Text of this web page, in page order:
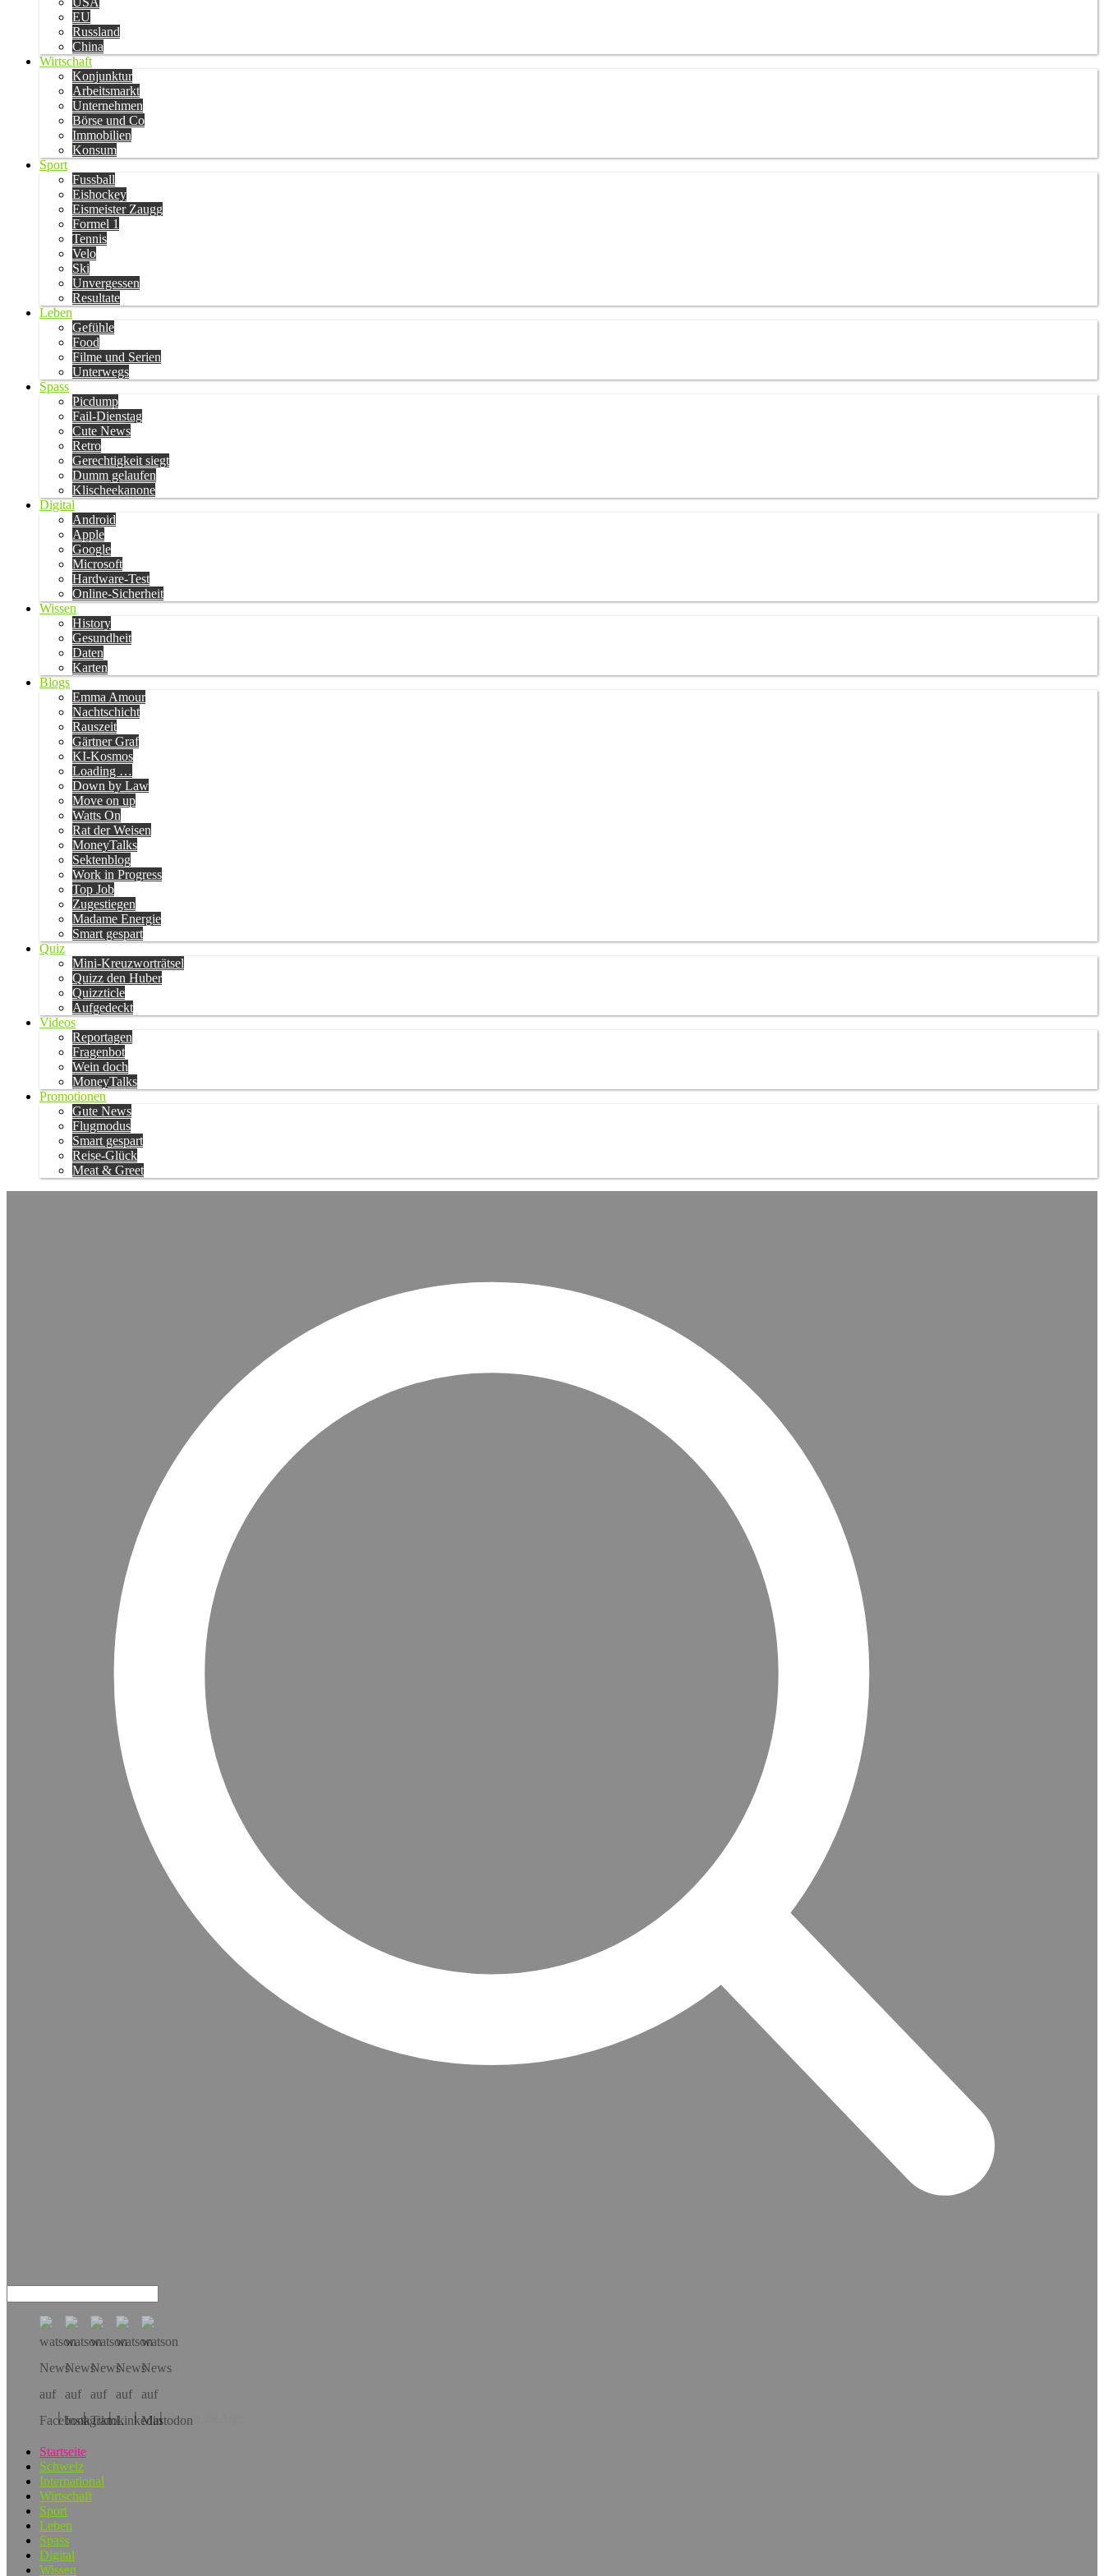
EU
Russland
China
Wirtschaft
Konjunktur
Arbeitsmarkt
Unternehmen
Börse und Co
Immobilien
Konsum
Sport
Fussball
Eishockey
Eismeister Zaugg
Formel 1
Tennis
Velo
Ski
Unvergessen
Resultate
Leben
Gefühle
Food
Filme und Serien
Unterwegs
Spass
Picdump
Fail-Dienstag
Cute News
Retro
Gerechtigkeit siegt
Dumm gelaufen
Klischeekanone
Digital
Android
Apple
Google
Microsoft
Hardware-Test
Online-Sicherheit
Wissen
History
Gesundheit
Daten
Karten
Blogs
Emma Amour
Nachtschicht
Rauszeit
Gärtner Graf
KI-Kosmos
Loading …
Down by Law
Move on up
Watts On
Rat der Weisen
MoneyTalks
Sektenblog
Work in Progress
Top Job
Zugestiegen
Madame Energie
Smart gespart
Quiz
Mini-Kreuzworträtsel
Quizz den Huber
Quizzticle
Aufgedeckt
Videos
Reportagen
Fragenbot
Wein doch
MoneyTalks
Promotionen
Gute News
Flugmodus
Smart gespart
Reise-Glück
Meat & Greet
Hol dir die App!
Startseite
Schweiz
International
Wirtschaft
Sport
Leben
Spass
Digital
Wissen